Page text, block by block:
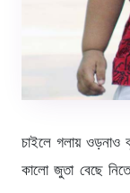
চাইলে গলায় ওড়নাও
কালো জুতা বেছে